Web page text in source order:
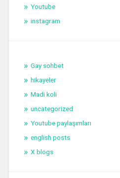
Youtube
instagram
Gay sohbet
hikayeler
Madi koli
uncategorized
Youtube paylaşımları
english posts
X blogs